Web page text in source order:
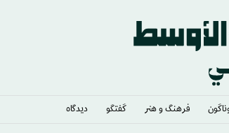
فرهنگ و هنر گفتگو دیدگاه